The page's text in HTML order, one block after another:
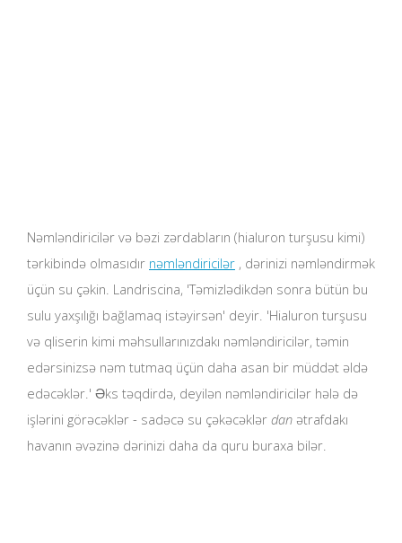
Nəmləndiricilər və bəzi zərdabların (hialuron turşusu kimi)
tərkibində olmasıdır nəmləndiricilər , dərinizi nəmləndirmək
üçün su çəkin. Landriscina, 'Təmizlədikdən sonra bütün bu
sulu yaxşılığı bağlamaq istəyirsən' deyir. 'Hialuron turşusu
və qliserin kimi məhsullarınızdakı nəmləndiricilər, təmin
edərsinizsə nəm tutmaq üçün daha asan bir müddət əldə
edəcəklər.' Əks təqdirdə, deyilən nəmləndiricilər hələ də
işlərini görəcəklər - sadəcə su çəkəcəklər dan ətrafdakı
havanın əvəzinə dərinizi daha da quru buraxa bilər.